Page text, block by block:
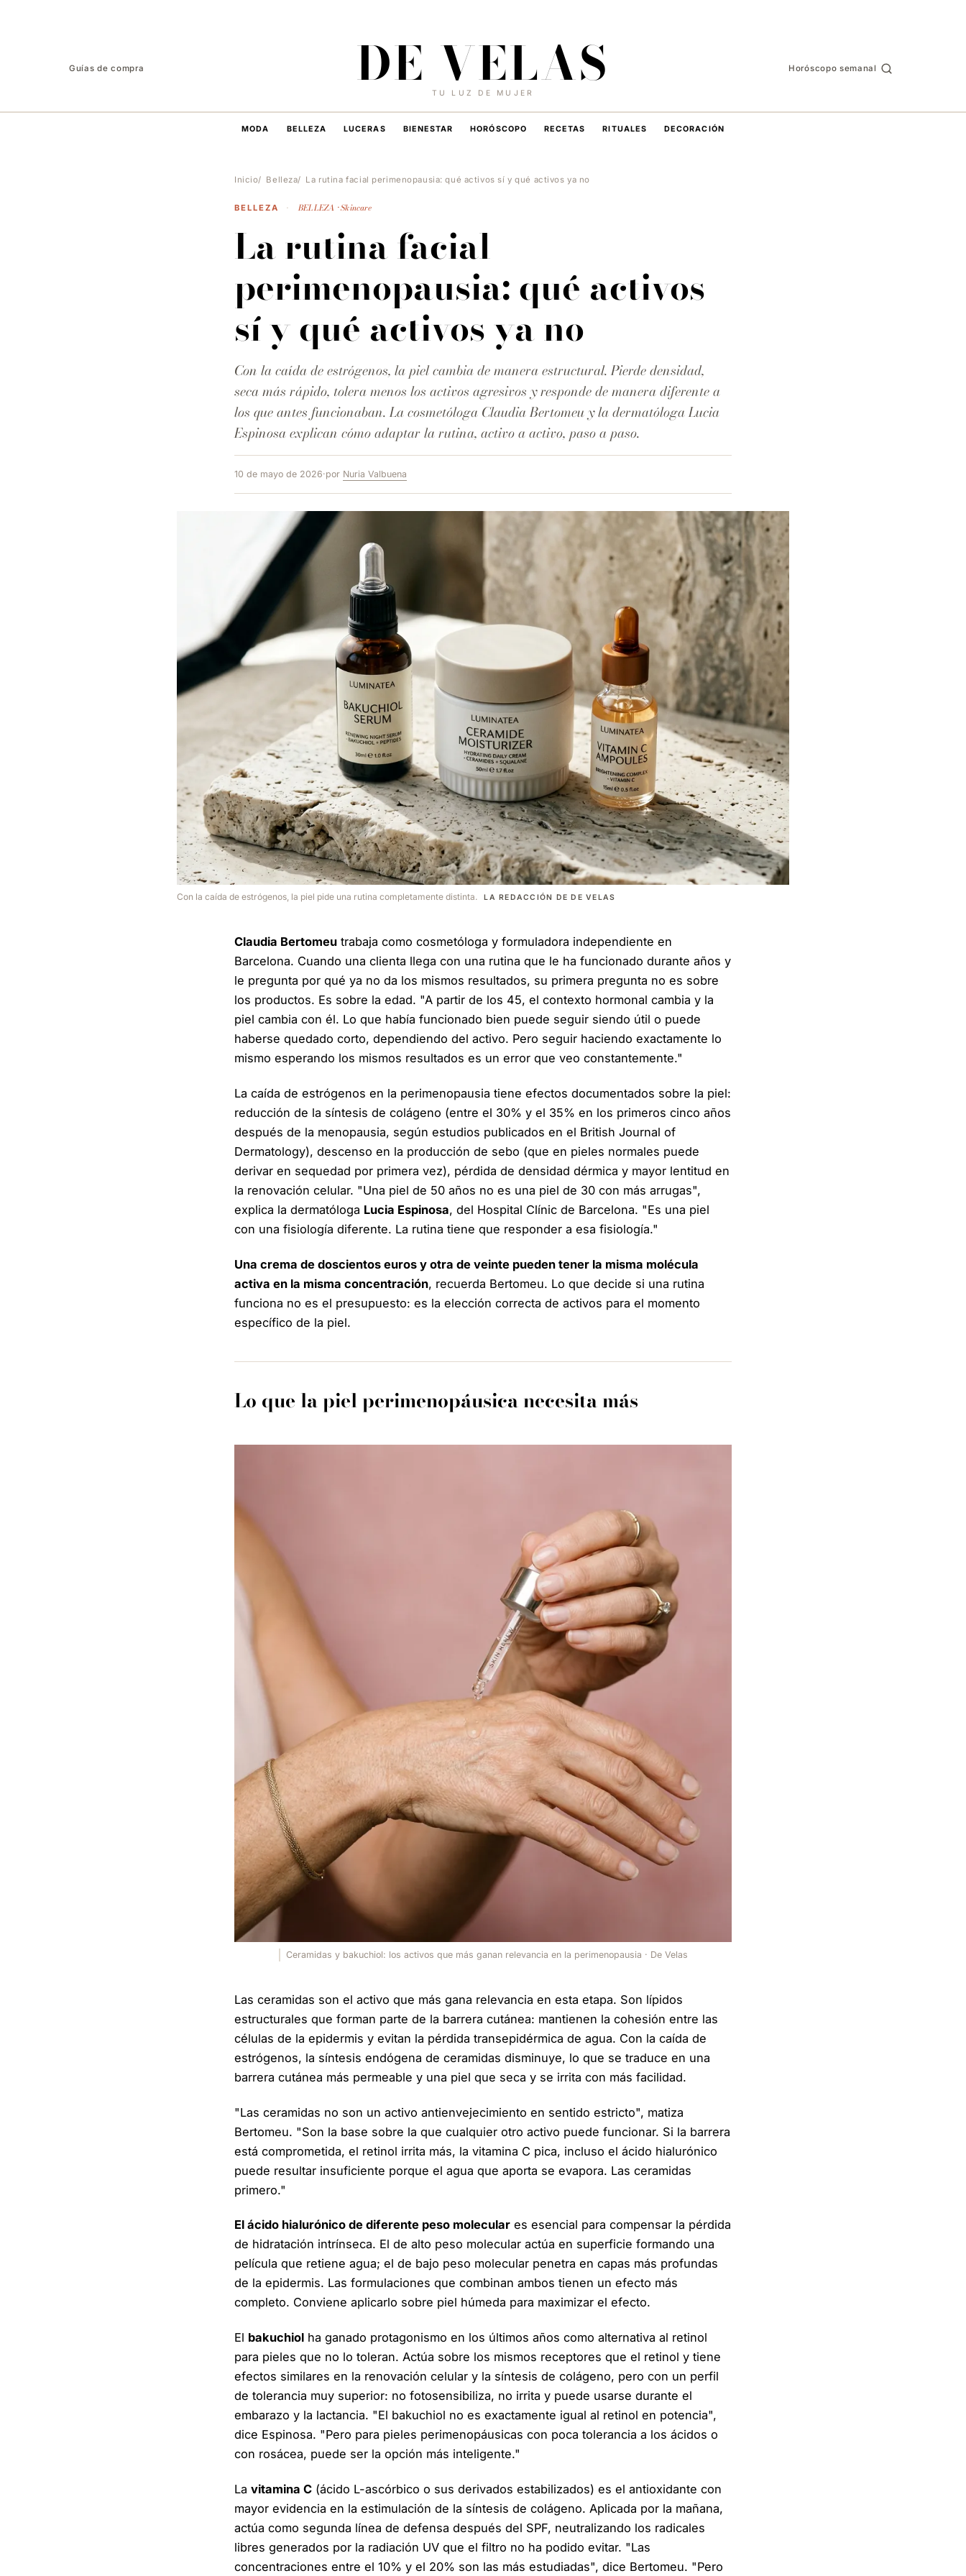
Guías de compra DE VELAS
TU LUZ DE MUJER
Horóscopo semanal
MODA BELLEZA LUCERAS BIENESTAR HORÓSCOPO RECETAS RITUALES DECORACIÓN
Inicio Belleza La rutina facial perimenopausia: qué activos sí y qué activos ya no
BELLEZA · BELLEZA · Skincare
La rutina facial
perimenopausia: qué activos
sí y qué activos ya no
Con la caída de estrógenos, la piel cambia de manera estructural. Pierde densidad,
seca más rápido, tolera menos los activos agresivos y responde de manera diferente a
los que antes funcionaban. La cosmetóloga Claudia Bertomeu y la dermatóloga Lucia
Espinosa explican cómo adaptar la rutina, activo a activo, paso a paso.
10 de mayo de 2026·por Nuria Valbuena
Con la caída de estrógenos, la piel pide una rutina completamente distinta. LA REDACCIÓN DE DE VELAS
Claudia Bertomeu trabaja como cosmetóloga y formuladora independiente en
Barcelona. Cuando una clienta llega con una rutina que le ha funcionado durante años y
le pregunta por qué ya no da los mismos resultados, su primera pregunta no es sobre
los productos. Es sobre la edad. "A partir de los 45, el contexto hormonal cambia y la
piel cambia con él. Lo que había funcionado bien puede seguir siendo útil o puede
haberse quedado corto, dependiendo del activo. Pero seguir haciendo exactamente lo
mismo esperando los mismos resultados es un error que veo constantemente."
La caída de estrógenos en la perimenopausia tiene efectos documentados sobre la piel:
reducción de la síntesis de colágeno (entre el 30% y el 35% en los primeros cinco años
después de la menopausia, según estudios publicados en el British Journal of
Dermatology), descenso en la producción de sebo (que en pieles normales puede
derivar en sequedad por primera vez), pérdida de densidad dérmica y mayor lentitud en
la renovación celular. "Una piel de 50 años no es una piel de 30 con más arrugas",
explica la dermatóloga Lucia Espinosa, del Hospital Clínic de Barcelona. "Es una piel
con una fisiología diferente. La rutina tiene que responder a esa fisiología."
Una crema de doscientos euros y otra de veinte pueden tener la misma molécula
activa en la misma concentración, recuerda Bertomeu. Lo que decide si una rutina
funciona no es el presupuesto: es la elección correcta de activos para el momento
específico de la piel.
Lo que la piel perimenopáusica necesita más
Ceramidas y bakuchiol: los activos que más ganan relevancia en la perimenopausia · De Velas
Las ceramidas son el activo que más gana relevancia en esta etapa. Son lípidos
estructurales que forman parte de la barrera cutánea: mantienen la cohesión entre las
células de la epidermis y evitan la pérdida transepidérmica de agua. Con la caída de
estrógenos, la síntesis endógena de ceramidas disminuye, lo que se traduce en una
barrera cutánea más permeable y una piel que seca y se irrita con más facilidad.
"Las ceramidas no son un activo antienvejecimiento en sentido estricto", matiza
Bertomeu. "Son la base sobre la que cualquier otro activo puede funcionar. Si la barrera
está comprometida, el retinol irrita más, la vitamina C pica, incluso el ácido hialurónico
puede resultar insuficiente porque el agua que aporta se evapora. Las ceramidas
primero."
El ácido hialurónico de diferente peso molecular es esencial para compensar la pérdida
de hidratación intrínseca. El de alto peso molecular actúa en superficie formando una
película que retiene agua; el de bajo peso molecular penetra en capas más profundas
de la epidermis. Las formulaciones que combinan ambos tienen un efecto más
completo. Conviene aplicarlo sobre piel húmeda para maximizar el efecto.
El bakuchiol ha ganado protagonismo en los últimos años como alternativa al retinol
para pieles que no lo toleran. Actúa sobre los mismos receptores que el retinol y tiene
efectos similares en la renovación celular y la síntesis de colágeno, pero con un perfil
de tolerancia muy superior: no fotosensibiliza, no irrita y puede usarse durante el
embarazo y la lactancia. "El bakuchiol no es exactamente igual al retinol en potencia",
dice Espinosa. "Pero para pieles perimenopáusicas con poca tolerancia a los ácidos o
con rosácea, puede ser la opción más inteligente."
La vitamina C (ácido L-ascórbico o sus derivados estabilizados) es el antioxidante con
mayor evidencia en la estimulación de la síntesis de colágeno. Aplicada por la mañana,
actúa como segunda línea de defensa después del SPF, neutralizando los radicales
libres generados por la radiación UV que el filtro no ha podido evitar. "Las
concentraciones entre el 10% y el 20% son las más estudiadas", dice Bertomeu. "Pero